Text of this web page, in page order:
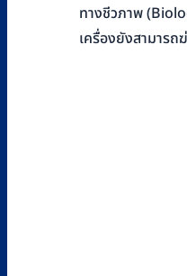
ทางชีวภาพ
เครื่องยังสามาร